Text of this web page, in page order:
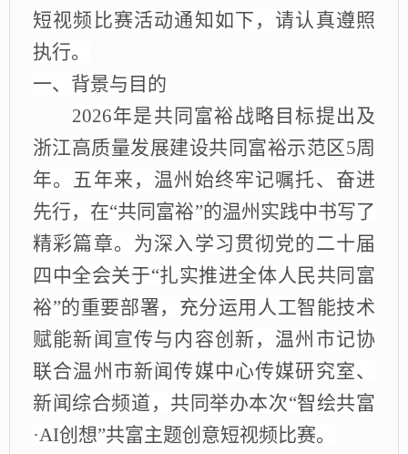
短视频比赛活动通知如下，请认真遵照
执行。
一、背景与目的
2026年是共同富裕战略目标提出及
浙江高质量发展建设共同富裕示范区5周
年。五年来，温州始终牢记嘱托、奋进
先行，在“共同富裕”的温州实践中书写了
精彩篇章。为深入学习贯彻党的二十届
四中全会关于“扎实推进全体人民共同富
裕”的重要部署，充分运用人工智能技术
赋能新闻宣传与内容创新，温州市记协
联合温州市新闻传媒中心传媒研究室、
新闻综合频道，共同举办本次“智绘共富
·AI创想”共富主题创意短视频 比赛。